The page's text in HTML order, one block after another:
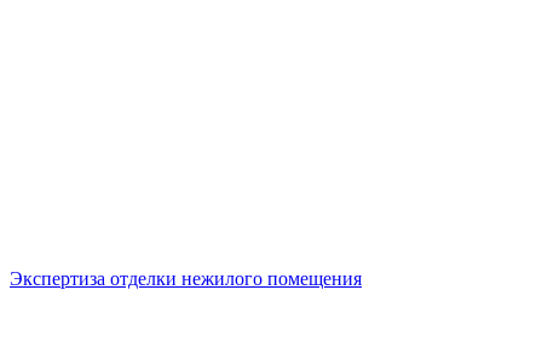
Экспертиза отделки нежилого помещения